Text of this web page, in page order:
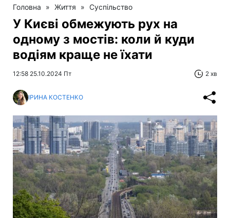
Головна » Життя » Суспільство
У Києві обмежують рух на
одному з мостів: коли й куди
водіям краще не їхати
12:58 25.10.2024 Пт 2 хв
ІРИНА КОСТЕНКО